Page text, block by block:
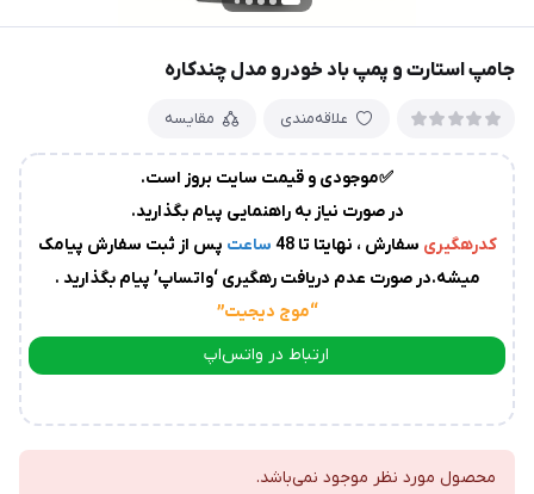
زمان
آماده
پستسفارشات،بین
2روز
کاریمی
عدم
جامپ استارت و پمپ باد خودرو مدل چندکاره
علاقه‌مندی مقایسه
✅موجودی و قیمت سایت بروز است.
در صورت نیاز به راهنمایی پیام بگذارید.
کدرهگیری سفارش ، نهایتا تا 48 ساعت پس از ثبت سفارش پیامک
میشه.در صورت عدم دریافت رهگیری ‘واتساپ’ پیام بگذارید .
“موج دیجیت”
ارتباط در واتس‌اپ
محصول مورد نظر موجود نمی‌باشد.